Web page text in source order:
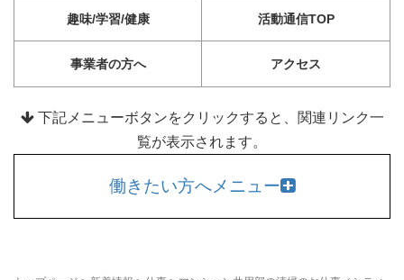
趣味/学習/健康 活動通信TOP
事業者の方へ アクセス
下記メニューボタンをクリックすると、関連リンク一
覧が表示されます。
働きたい方へメニュー